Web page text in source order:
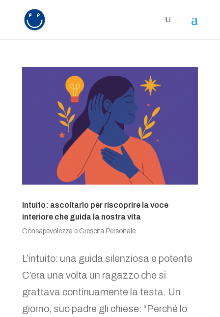
Intuito: ascoltarlo per riscoprire la voce
interiore che guida la nostra vita
Consapevolezza e Crescita Personale
L’intuito: una guida silenziosa e potente
C’era una volta un ragazzo che si
grattava continuamente la testa. Un
giorno, suo padre gli chiese: “Perché lo